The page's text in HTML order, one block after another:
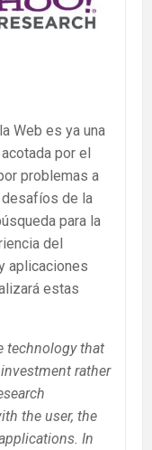
Web es ya una
por el
problemas a
de la
para la
del
aplicaciones
estas
technology that
rather
the user, the
In